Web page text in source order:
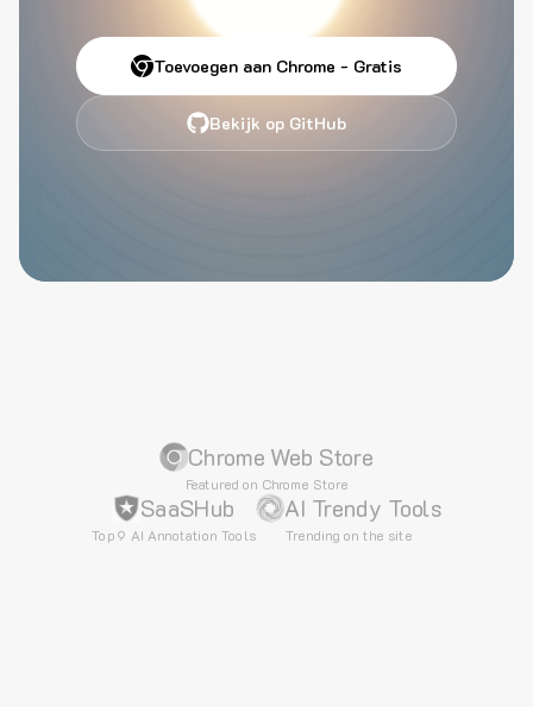
Toevoegen aan Chrome - Gratis
Bekijk op GitHub
Chrome Web Store
Featured on Chrome Store
SaaSHub
Top 9 AI Annotation Tools
AI Trendy Tools
Trending on the site